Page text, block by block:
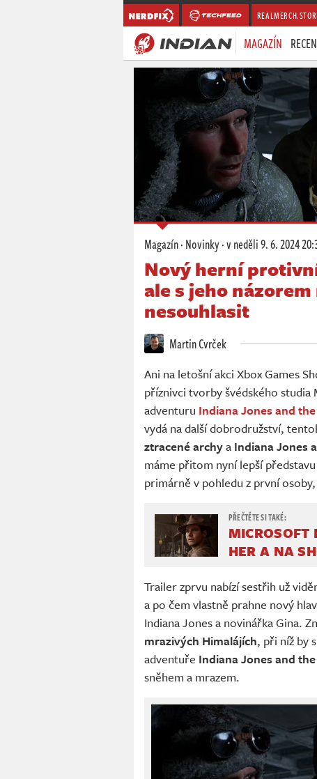
MAGAZÍN
Magazín·Novinky·v neděli9. 6. 2024
Nový herní
ale s jeho
nesouhlasit
Martin Cvrček
Ani na letošní akci Xbox Games
příznivci tvorby švédského studia
adventuru Indiana Jones and
vydá na další dobrodružství,
ztracené archya Indiana Jones
máme přitom nyní lepší
primárně v pohledu z první
MICROSOFT
HER A NA
Trailer zprvu nabízí sestřih už
a po čem vlastně prahne nový
Indiana Jones a novinářka Gina.
mrazivých Himalájích, při níž by
adventuře Indiana Jones and
sněhem a mrazem.